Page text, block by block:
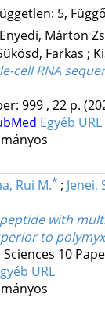
5,
Enyedi, Márton
Farkas ;
cell RNA
999 , 22 p.
Egyéb URL
Rui M.* ; Jenei,
with
to
10
URL